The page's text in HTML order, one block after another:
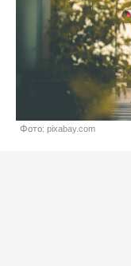
Фото: pixabay.com